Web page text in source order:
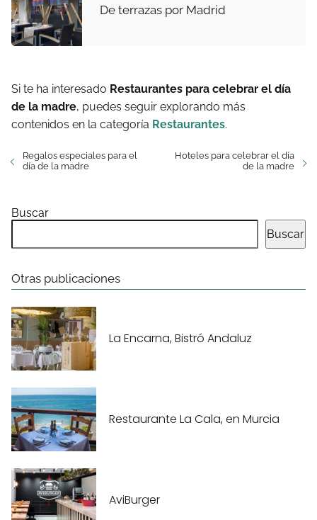
De terrazas por Madrid
Si te ha interesado Restaurantes para celebrar el día
de la madre, puedes seguir explorando más
contenidos en la categoría Restaurantes.
Regalos especiales para el
día de la madre
Hoteles para celebrar el día
de la madre
Buscar
Buscar
Otras publicaciones
La Encarna, Bistró Andaluz
Restaurante La Cala, en Murcia
AviBurger